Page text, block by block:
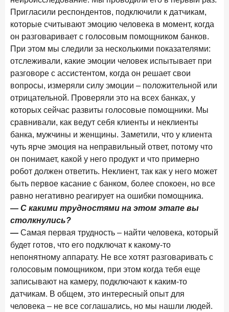
Рассылка Frank RG
Итоги недели, наша трактовка основных событий
ПОДПИСАТЬСЯ
Я согласен с условиями
10 марта 2026 года ИССЛЕДОВАНИЕ
Куда уходят деньги? Frank RG исследует рынок
вкладов
6 марта 2026 года
По итогам февраля 2026 года объем выдач кредитов
составил 748,4 млрд руб.
25 февраля 2026 года
Ипотека. Итоги работы крупнейших ипотечных банков
в январе 2026 года
18 февраля 2026 года ИССЛЕДОВАНИЕ
Не по цене, а по ценности: как россияне выбирали
подписки в 2025 году?
17 февраля 2026 года ИССЛЕДОВАНИЕ
Пригласили респондентов, подключили к датчикам,
которые считывают эмоцию человека в момент, когда
он разговаривает с голосовым помощником банков.
При этом мы следили за несколькими показателями:
отслеживали, какие эмоции человек испытывает при
разговоре с ассистентом, когда он решает свои
вопросы, измеряли силу эмоции – положительной или
отрицательной. Проверяли это на всех банках, у
которых сейчас развиты голосовые помощники. Мы
сравнивали, как ведут себя клиенты и неклиенты
банка, мужчины и женщины. Заметили, что у клиента
чуть ярче эмоция на неправильный ответ, потому что
он понимает, какой у него продукт и что примерно
робот должен ответить. Неклиент, так как у него может
быть первое касание с банком, более спокоен, но все
равно негативно реагирует на ошибки помощника.
— С какими трудностями на этом этапе вы
столкнулись?
— Самая первая трудность – найти человека, который
будет готов, что его подключат к какому-то
непонятному аппарату. Не все хотят разговаривать с
голосовым помощником, при этом когда тебя еще
записывают на камеру, подключают к каким-то
датчикам. В общем, это интересный опыт для
человека – не все соглашались, но мы нашли людей.